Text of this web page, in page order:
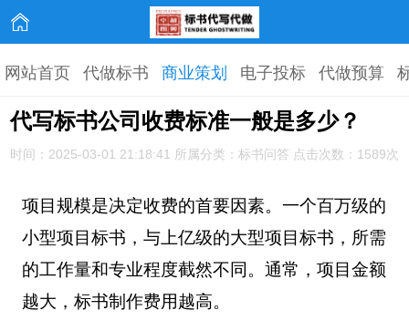
网站首页 代做标书 商业策划 电子投标 代做预算
代写标书公司收费标准一般是多少？
时间：2025-03-01 21:18:41 所属分类：标书问答 点击次数：1589次
项目规模是决定收费的首要因素。一个百万级的
小型项目标书，与上亿级的大型项目标书，所需
的工作量和专业程度截然不同。通常，项目金额
越大，标书制作费用越高。